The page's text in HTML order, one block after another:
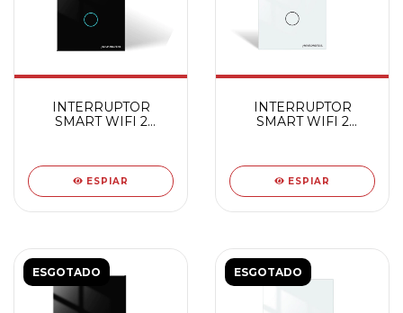
INTERRUPTOR
SMART WIFI 2
ESPIAR
INTERRUPTOR
SMART WIFI 2
ESPIAR
ESGOTADO ESGOTADO